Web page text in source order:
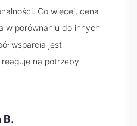
Co więcej, cena
w porównaniu do innych
wsparcia jest
na potrzeby
B.